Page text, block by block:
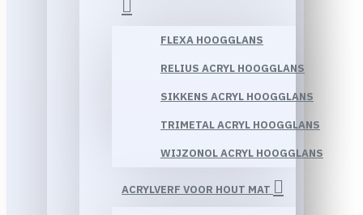
FLEXA HOOGGLANS
RELIUS ACRYL HOOGGLANS
SIKKENS ACRYL HOOGGLANS
TRIMETAL ACRYL HOOGGLANS
WIJZONOL ACRYL HOOGGLANS
ACRYLVERF VOOR HOUT MAT